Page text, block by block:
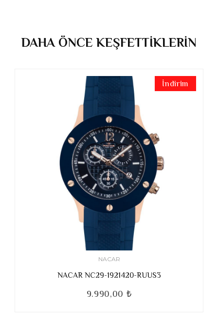
DAHA ÖNCE KEŞFETTİKLERİN
İndirim
NACAR
NACAR NC29-1921420-RUUS3
9.990,00 ₺